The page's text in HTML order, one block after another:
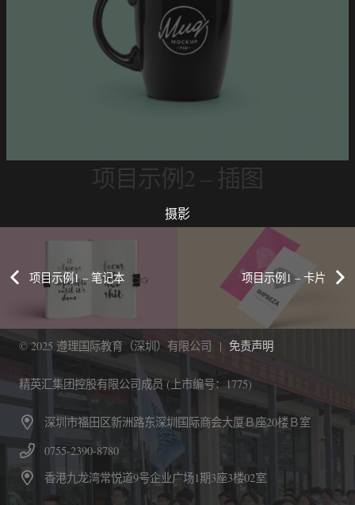
项目示例2 – 插图
摄影
项目示例1 – 笔记本 项目示例1 – 卡片
© 2025 遵理国际教育（深圳）有限公司 | 免责声明
精英汇集团控股有限公司成员 (上市编号：1775)
深圳市福田区新洲路东深圳国际商会大厦Ｂ座20楼Ｂ室
0755-2390-8780
香港九龙湾常悦道9号企业广场1期3座3楼02室